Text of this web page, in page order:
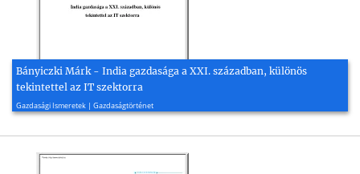
Bányiczki Márk - India gazdasága a XXI. században, különös
tekintettel az IT szektorra
Gazdasági Ismeretek | Gazdaságtörténet
2015, 47 oldal